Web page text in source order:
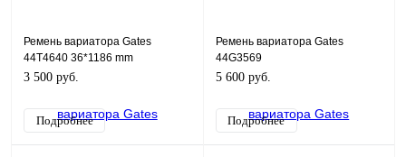
Ремень вариатора Gates
44T4640 36*1186 mm
3 500 руб.
Подробнее
Ремень вариатора Gates
44G3569
5 600 руб.
Подробнее